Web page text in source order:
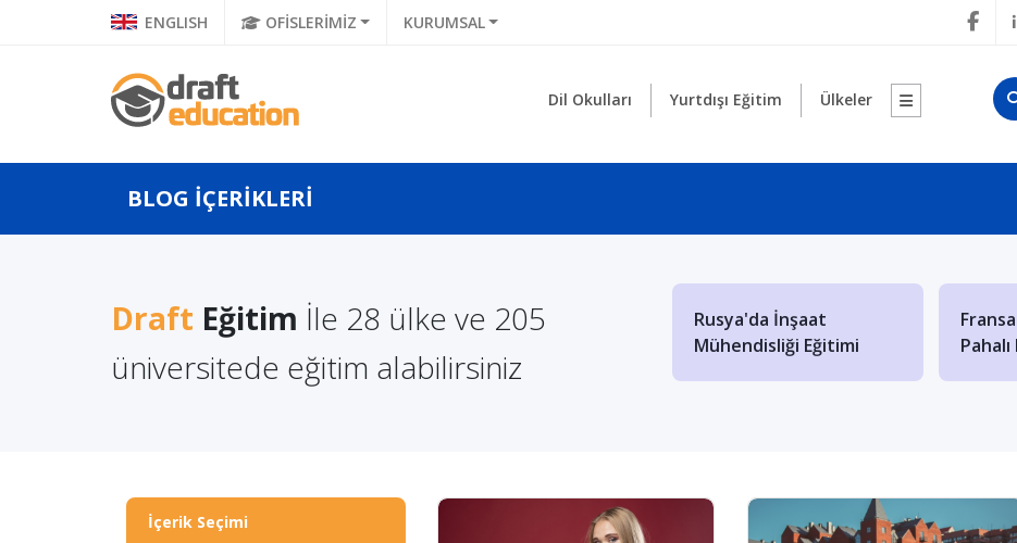
ENGLISH OFİSLERİMİZ KURUMSAL
Dil Okulları Yurtdışı Eğitim Ülkeler
BLOG İÇERİKLERİ
Draft Eğitim İle 28 ülke ve 205
üniversitede eğitim alabilirsiniz
Fransa Üniversiteleri
Yurt Dışında Denizcilik
Eğitimi Veren Kaliteli
Üniversitele...
Azerbaycan Devlet
Üniversiteleri
İçerik Seçimi